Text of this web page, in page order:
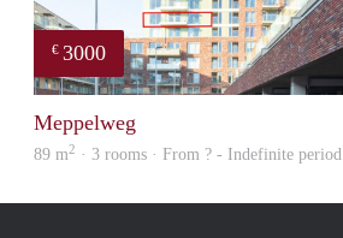
€ 3000
Meppelweg
89 m2 · 3 rooms · From ? - Indefinite period